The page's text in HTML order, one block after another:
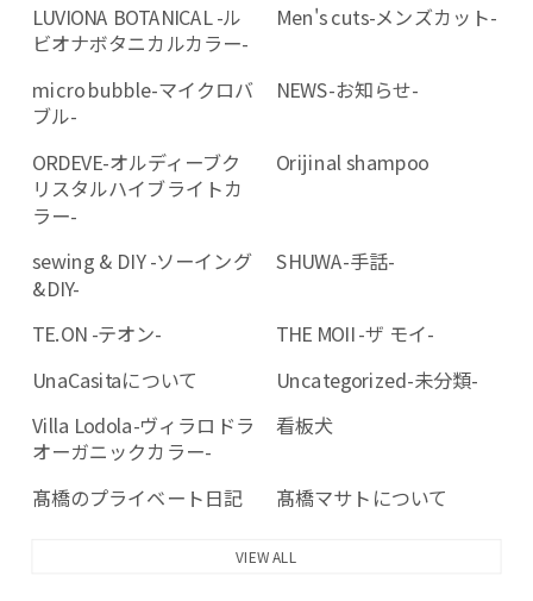
LUVIONA BOTANICAL -ル
ビオナボタニカルカラー-
Men's cuts-メンズカット-
micro bubble-マイクロバ
ブル-
NEWS-お知らせ-
ORDEVE-オルディーブク
リスタルハイブライトカ
ラー-
Orijinal shampoo
sewing & DIY -ソーイング
&DIY-
SHUWA-手話-
TE.ON -テオン-
THE MOII -ザ モイ-
UnaCasitaについて
Uncategorized-未分類-
Villa Lodola-ヴィラロドラ
オーガニックカラー-
看板犬
髙橋のプライベート日記 髙橋マサトについて
VIEW ALL